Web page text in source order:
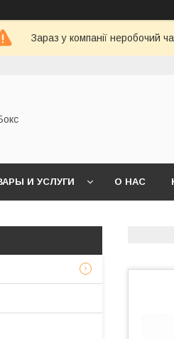
Зараз у компанії неробочий
И УСЛУГИ О НАС